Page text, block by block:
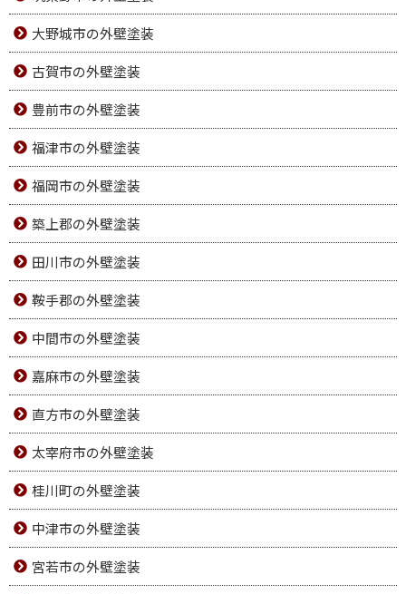
大野城市の外壁塗装
古賀市の外壁塗装
豊前市の外壁塗装
福津市の外壁塗装
福岡市の外壁塗装
築上郡の外壁塗装
田川市の外壁塗装
鞍手郡の外壁塗装
中間市の外壁塗装
嘉麻市の外壁塗装
直方市の外壁塗装
太宰府市の外壁塗装
桂川町の外壁塗装
中津市の外壁塗装
宮若市の外壁塗装